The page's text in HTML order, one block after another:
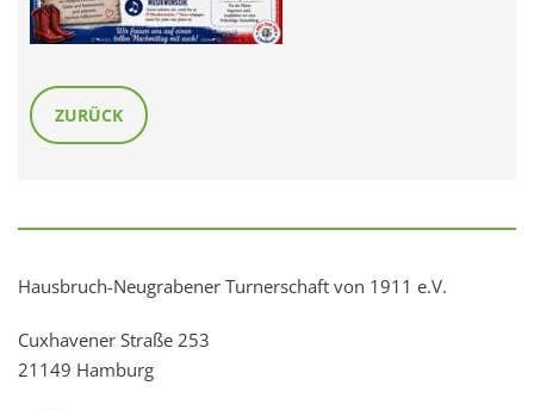
ZURÜCK
Hausbruch-Neugrabener Turnerschaft von 1911 e.V.
Cuxhavener Straße 253
21149 Hamburg